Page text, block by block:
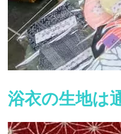
浴衣の生地は